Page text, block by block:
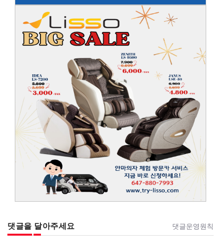
댓글을 달아주세요 댓글운영원칙